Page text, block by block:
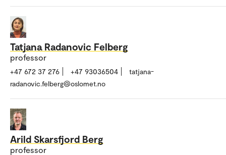
Tatjana Radanovic Felberg
professor
+47 672 37 276 +47 93036504
tatjana-
radanovic.felberg@oslomet.no
Arild Skarsfjord Berg
professor